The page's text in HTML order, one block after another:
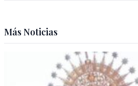
Más Noticias